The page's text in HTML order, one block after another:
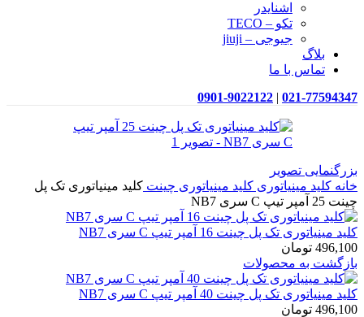
اشنایدر
تکو – TECO
جیوجی – jiuji
بلاگ
تماس با ما
021-77594347
|
0901-9022122
بزرگنمایی تصویر
خانه کلید مینیاتوری کلید مینیاتوری چینت کلید مینیاتوری تک پل
چینت 25 آمپر تیپ C سری NB7
کلید مینیاتوری تک پل چینت 16 آمپر تیپ C سری NB7
496,100 تومان
بازگشت به محصولات
کلید مینیاتوری تک پل چینت 40 آمپر تیپ C سری NB7
496,100 تومان